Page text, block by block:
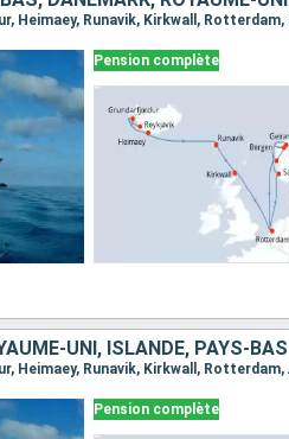
Pension complète
UNI, ISLANDE, PAYS-BAS
Pension complète